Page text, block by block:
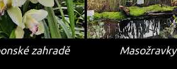
zahradě Masožravky